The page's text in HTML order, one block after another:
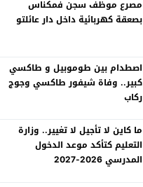
مصرع موظف سجن فمكناس
بصعقة كهربائية داخل دار عائلتو
اصطدام بين طوموبيل و طاكسي
كبير.. وفاة شيفور طاكسي وجوج
ركاب
ما كاين لا تأجيل لا تغيير.. وزارة
التعليم كتأكد موعد الدخول
المدرسي 2026-2027